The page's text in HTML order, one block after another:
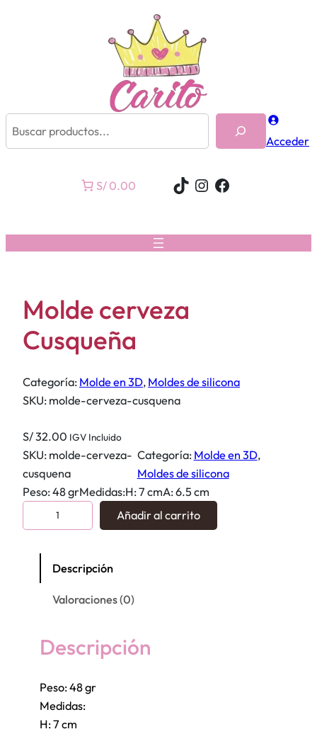
Acceder
S/ 0.00 TikTok
Instagram
Facebook
Molde cerveza
Cusqueña
Categoría: Molde en 3D, Moldes de silicona
SKU: molde-cerveza-cusquena
S/32.00 IGV Incluido
SKU: molde-cerveza-
cusquena
Categoría: Molde en 3D ,
Moldes de silicona
Peso: 48 grMedidas:H: 7 cmA: 6.5 cm
o
Añadir al carrito
Descripción
Valoraciones (0)
Descripción
Peso: 48 gr
Medidas:
H: 7 cm